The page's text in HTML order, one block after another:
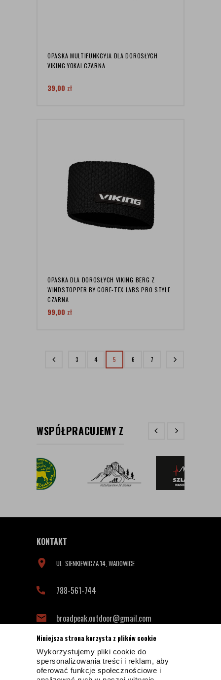
Niniejsza strona korzysta z plików cookie
Wykorzystujemy pliki cookie do
spersonalizowania treści i reklam, aby
oferować funkcje społecznościowe i
OPASKA MULTIFUNKCYJA DLA DOROSŁYCH
VIKING YOKAI CZARNA
39,00 zł
OPASKA DLA DOROSŁYCH VIKING BERG Z
WINDSTOPPER BY GORE-TEX LABS PRO STYLE
CZARNA
99,00 zł
3 4 5 6 7
WSPÓŁPRACUJEMY Z
KONTAKT
UL. SIENKIEWICZA 14, WADOWICE
788-561-744
broadpeak.outdoor@gmail.com
INFORMACJE KONTAKTOWE